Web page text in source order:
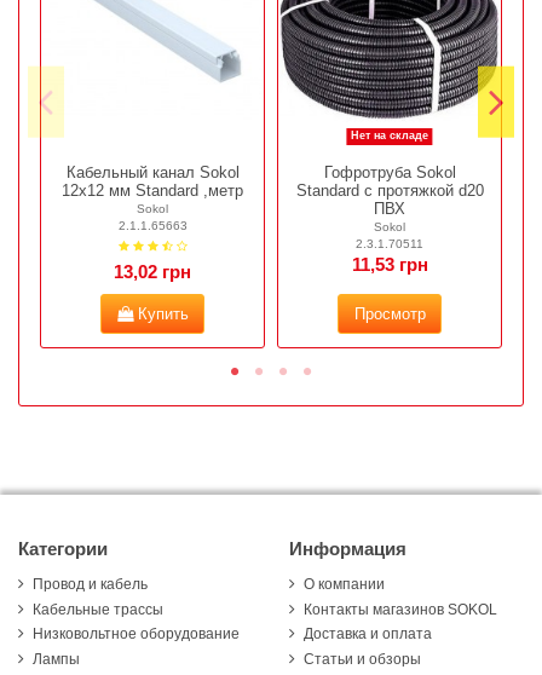
Кабельный канал Sokol
12х12 мм Standard ,метр
Sokol
2.1.1.65663
13,02 грн
Купить
Нет на складе
Гофротруба Sokol
Standard с протяжкой d20
ПВХ
Sokol
2.3.1.70511
11,53 грн
Просмотр
Категории
Провод и кабель
Кабельные трассы
Низковольтное оборудование
Лампы
Информация
О компании
Контакты магазинов SOKOL
Доставка и оплата
Статьи и обзоры